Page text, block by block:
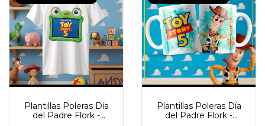
Plantillas Poleras Día
del Padre Flork -
Plantillas Poleras Día
del Padre Flork -